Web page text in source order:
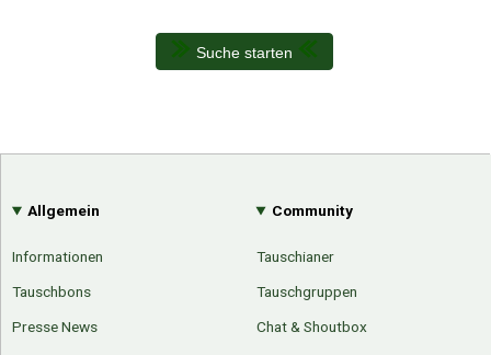
Suche starten
Allgemein
Informationen
Tauschbons
Presse News
Community
Tauschianer
Tauschgruppen
Chat & Shoutbox